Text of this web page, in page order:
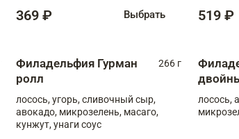
369 ₽ Выбрать 519 ₽
Филадельфия Гурман
ролл
266 г
лосось, угорь, сливочный сыр,
авокадо, микрозелень, масаго,
кунжут, унаги соус
лосось,